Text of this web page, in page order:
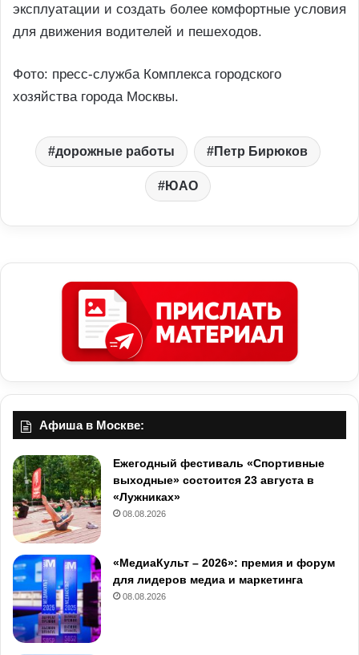
эксплуатации и создать более комфортные условия
для движения водителей и пешеходов.
Фото: пресс-служба Комплекса городского
хозяйства города Москвы.
дорожные работы Петр Бирюков
ЮАО
Афиша в Москве:
Ежегодный фестиваль «Спортивные
выходные» состоится 23 августа в
«Лужниках»
08.08.2026
«МедиаКульт – 2026»: премия и форум
для лидеров медиа и маркетинга
08.08.2026